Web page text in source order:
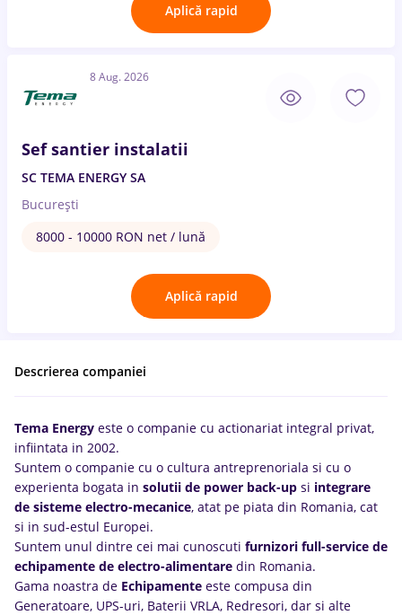
Aplică rapid
8 Aug. 2026
Sef santier instalatii
SC TEMA ENERGY SA
București
8000 - 10000 RON net / lună
Aplică rapid
Descrierea companiei
Tema Energy este o companie cu actionariat integral privat,
infiintata in 2002.
Suntem o companie cu o cultura antreprenoriala si cu o
experienta bogata in solutii de power back-up si integrare
de sisteme electro-mecanice, atat pe piata din Romania, cat
si in sud-estul Europei.
Suntem unul dintre cei mai cunoscuti furnizori full-service de
echipamente de electro-alimentare din Romania.
Gama noastra de Echipamente este compusa din
Generatoare, UPS-uri, Baterii VRLA, Redresori, dar si alte